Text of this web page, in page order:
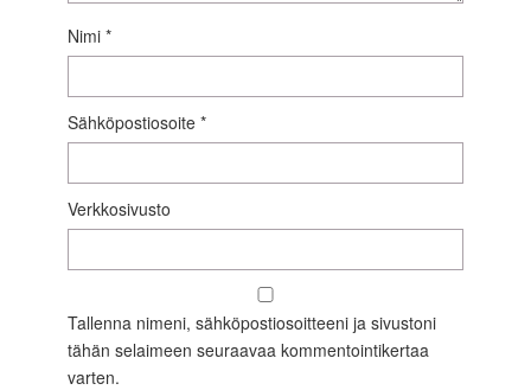
Nimi *
Sähköpostiosoite *
Verkkosivusto
Tallenna nimeni, sähköpostiosoitteeni ja sivustoni
tähän selaimeen seuraavaa kommentointikertaa
varten.